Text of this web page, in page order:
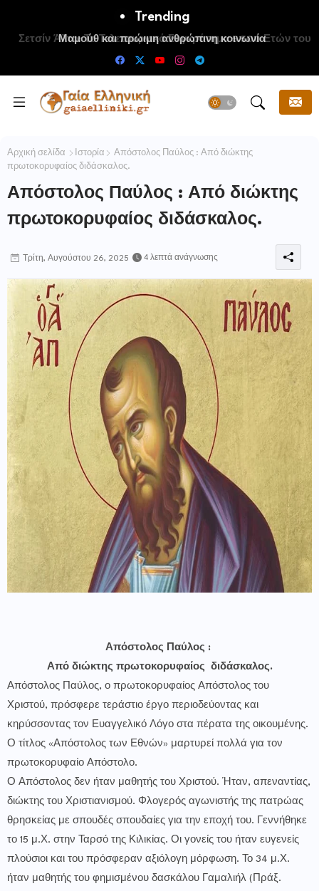
Trending
Μαμούθ και πρώιμη ανθρώπινη κοινωνία
Αρχική σελίδα Ιστορία
Απόστολος Παύλος : Από διώκτης
πρωτοκορυφαίος διδάσκαλος.
Απόστολος Παύλος : Από διώκτης
πρωτοκορυφαίος διδάσκαλος.
Τρίτη, Αυγούστου 26, 2025 4 λεπτά ανάγνωσης
Απόστολος Παύλος :
Από διώκτης πρωτοκορυφαίος διδάσκαλος.
Απόστολος Παύλος, ο πρωτοκορυφαίος Απόστολος του
Χριστού, πρόσφερε τεράστιο έργο περιοδεύοντας και
κηρύσσοντας τον Ευαγγελικό Λόγο στα πέρατα της οικουμένης.
Ο τίτλος «Απόστολος των Εθνών» μαρτυρεί πολλά για τον
πρωτοκορυφαίο Απόστολο.
Ο Απόστολος δεν ήταν μαθητής του Χριστού. Ήταν, απεναντίας,
διώκτης του Χριστιανισμού. Φλογερός αγωνιστής της πατρώας
θρησκείας με σπουδές σπουδαίες για την εποχή του. Γεννήθηκε
το 15 μ.Χ. στην Ταρσό της Κιλικίας. Οι γονείς του ήταν ευγενείς
πλούσιοι και του πρόσφεραν αξιόλογη μόρφωση. Το 34 μ.Χ.
ήταν μαθητής του φημισμένου δασκάλου Γαμαλιήλ (Πράξ.